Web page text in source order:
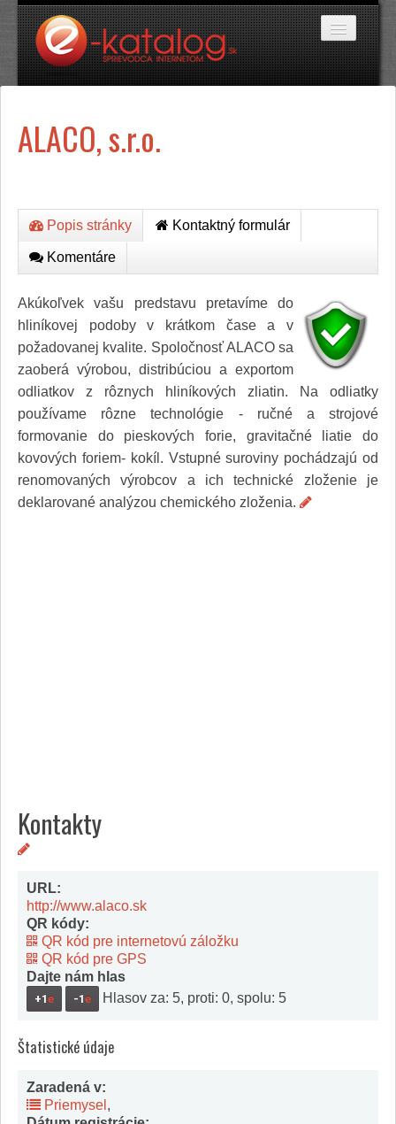
Domáce potreby
Doprava a cestovanie
Internetové obchody
Jedlo a stravovanie
Kancelárske potreby
Kozmetika a kaderníctvo
Kultúra a umenie
Literatúra a tlač
Obchodná činnosť
Oblečenie a módne doplnky
Priemysel
Servis
Služby
Stavba, dom, záhrada
Šport
Veda a technika
Výpočtová technika
ALACO, s.r.o.
Popis stránky Kontaktný formulár
Komentáre
Akúkoľvek vašu predstavu pretavíme do
hliníkovej podoby v krátkom čase a v
požadovanej kvalite. Spoločnosť ALACO sa
zaoberá výrobou, distribúciou a exportom
odliatkov z rôznych hliníkových zliatin. Na odliatky
používame rôzne technológie - ručné a strojové
formovanie do pieskových forie, gravitačné liatie do
kovových foriem- kokíl. Vstupné suroviny pochádzajú od
renomovaných výrobcov a ich technické zloženie je
deklarované analýzou chemického zloženia.
Kontakty
URL:
http://www.alaco.sk
QR kódy:
QR kód pre internetovú záložku
QR kód pre GPS
Dajte nám hlas
+1e -1e Hlasov za: 5, proti: 0, spolu: 5
Štatistické údaje
Zaradená v:
Priemysel ,